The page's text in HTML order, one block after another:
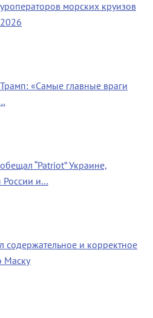
морских круизов
«Самые главные враги
“Patriot” Украине,
и…
содержательное и корректное
Маску